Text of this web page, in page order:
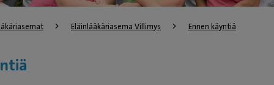
Eläinlääkäriasema Villimys Ennen käyntiä